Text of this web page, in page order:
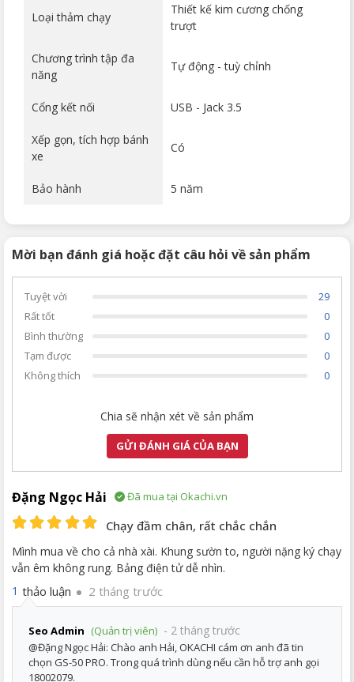
Loại thảm chạy
Thiết kế kim cương chống
trượt
Chương trình tập đa
năng
Tự động - tuỳ chỉnh
Cổng kết nối USB - Jack 3.5
Xếp gọn, tích hợp bánh
xe
Có
Bảo hành 5 năm
Mời bạn đánh giá hoặc đặt câu hỏi về sản phẩm
Tuyệt vời
29
Rất tốt
0
Bình thường
0
Tạm được
0
Không thích
0
Chia sẽ nhận xét về sản phẩm
GỬI ĐÁNH GIÁ CỦA BẠN
Đặng Ngọc Hải Đã mua tại Okachi.vn
Chạy đầm chân, rất chắc chắn
Mình mua về cho cả nhà xài. Khung sườn to, người nặng ký chạy
vẫn êm không rung. Bảng điện tử dễ nhìn.
1 thảo luận 2 tháng trước
Seo Admin (Quản trị viên) - 2 tháng trước
@Đặng Ngọc Hải: Chào anh Hải, OKACHI cám ơn anh đã tin
chọn GS-50 PRO. Trong quá trình dùng nếu cần hỗ trợ anh gọi
18002079.